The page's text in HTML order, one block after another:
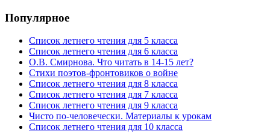
Популярное
Список летнего чтения для 5 класса
Список летнего чтения для 6 класса
О.В. Смирнова. Что читать в 14-15 лет?
Стихи поэтов-фронтовиков о войне
Список летнего чтения для 8 класса
Список летнего чтения для 7 класса
Список летнего чтения для 9 класса
Чисто по-человечески. Материалы к урокам
Список летнего чтения для 10 класса